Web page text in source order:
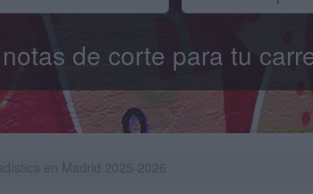
de corte para tu